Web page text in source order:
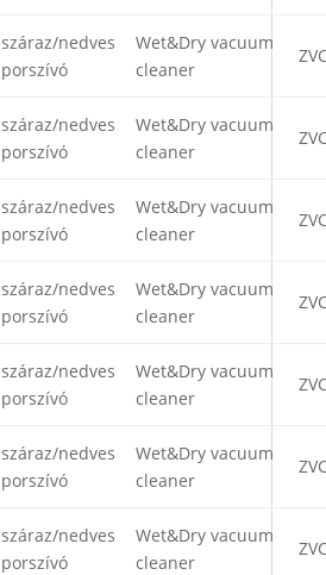
száraz/nedves
porszívó
Wet&Dry vacuum
cleaner
száraz/nedves
porszívó
Wet&Dry vacuum
cleaner
száraz/nedves
porszívó
Wet&Dry vacuum
cleaner
száraz/nedves
porszívó
Wet&Dry vacuum
cleaner
száraz/nedves
porszívó
Wet&Dry vacuum
cleaner
száraz/nedves
porszívó
Wet&Dry vacuum
cleaner
száraz/nedves
porszívó
Wet&Dry vacuum
cleaner